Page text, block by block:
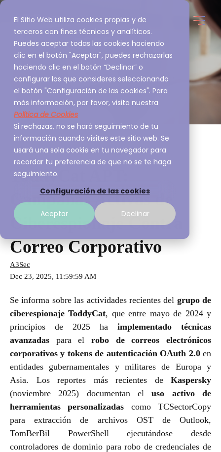
El Sitio Web utiliza cookies propias y de
terceros con fines técnicos y analíticos.
Puedes aceptar todas las cookies haciendo
clic en el botón "Aceptar", puedes rechazarlas
haciendo clic en el botón “Declinar” o
configurar las que consideres seleccionando
el botón "Configuración de las cookies". Para
más información, por favor, visita nuestra
Política de Cookies
Si rechazas, no se hará seguimiento de tu
información cuando visites este sitio web. Se
usará una sola cookie en tu navegador para
recordar tu preferencia de que no se te haga
seguimiento.
Configuración de las cookies
Aceptar Declinar
ToddyCat APT:
Campañas Activas de
Ciberespionaje Contra
Correo Corporativo
A3Sec
Dec 23, 2025, 11:59:59 AM
Se informa sobre las actividades recientes del grupo de
ciberespionaje ToddyCat, que entre mayo de 2024 y
principios de 2025 ha implementado técnicas
avanzadas para el robo de correos electrónicos
corporativos y tokens de autenticación OAuth 2.0en
entidades gubernamentales y militares de Europa y
Asia. Los reportes más recientes de Kaspersky
(noviembre 2025) documentan eluso activo de
herramientas personalizadas como TCSectorCopy
para extracción de archivos OST de Outlook,
TomBerBil PowerShell ejecutándose desde
controladores de dominio para robo de credenciales de